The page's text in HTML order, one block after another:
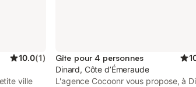
10.0(1)
ville
Gîte pour 4 personnes
Dinard, Côte d’Émeraude
L'agence Cocoonr vous propose, à